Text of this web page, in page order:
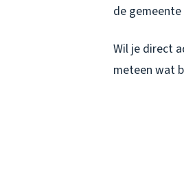
de
Wil je direct
meteen wat